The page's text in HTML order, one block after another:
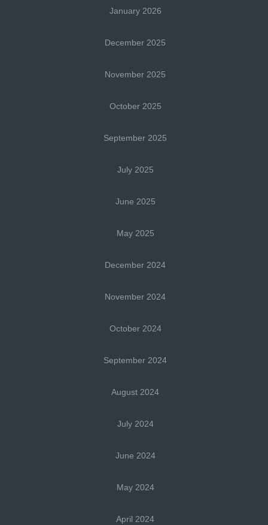
January 2026
December 2025
November 2025
October 2025
September 2025
July 2025
June 2025
May 2025
December 2024
November 2024
October 2024
September 2024
August 2024
July 2024
June 2024
May 2024
April 2024